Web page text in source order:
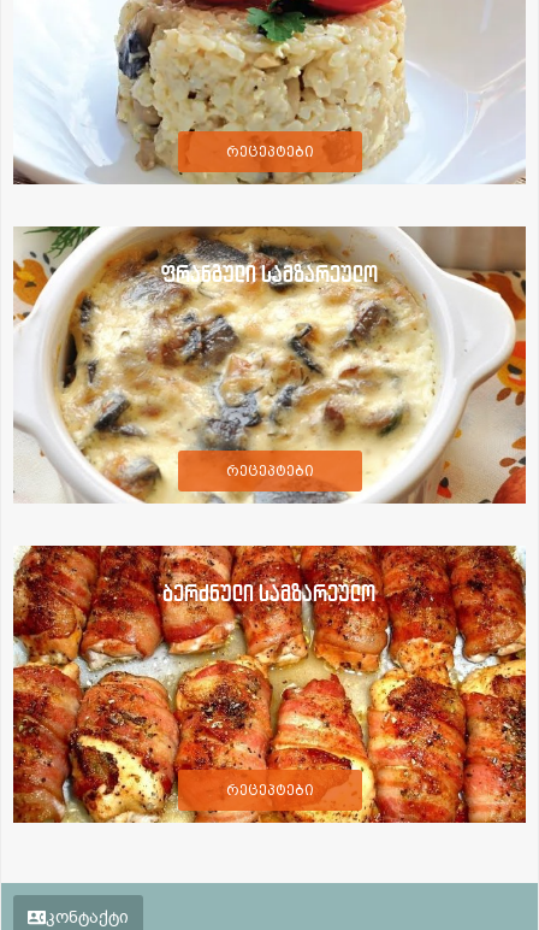
რეცეპტები
ფრანგული სამზარეულო
რეცეპტები
ბერძნული სამზარეულო
რეცეპტები
კონტაქტი